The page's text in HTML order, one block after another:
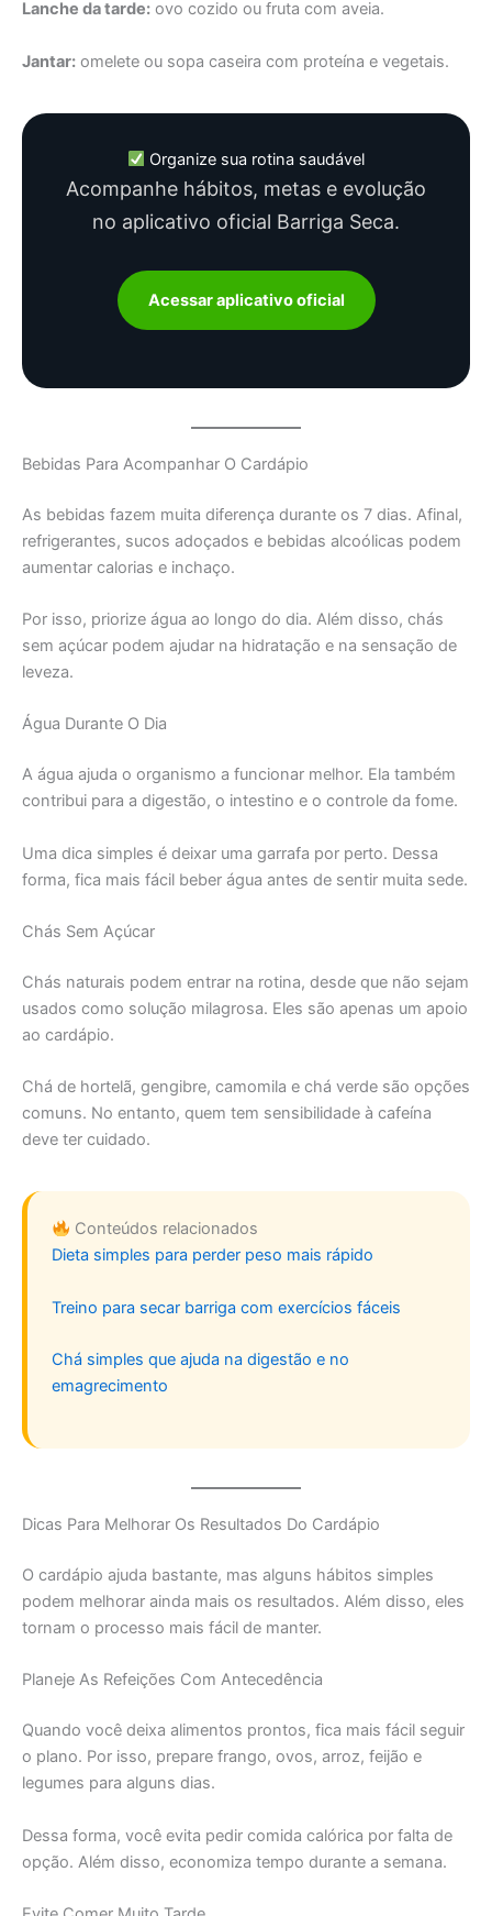
Lanche da tarde: ovo cozido ou fruta com aveia.
Jantar: omelete ou sopa caseira com proteína e vegetais.
Organize sua rotina saudável
Acompanhe hábitos, metas e evolução
no aplicativo oficial Barriga Seca.
Acessar aplicativo oficial
Bebidas Para Acompanhar O Cardápio
As bebidas fazem muita diferença durante os 7 dias. Afinal,
refrigerantes, sucos adoçados e bebidas alcoólicas podem
aumentar calorias e inchaço.
Por isso, priorize água ao longo do dia. Além disso, chás
sem açúcar podem ajudar na hidratação e na sensação de
leveza.
Água Durante O Dia
A água ajuda o organismo a funcionar melhor. Ela também
contribui para a digestão, o intestino e o controle da fome.
Uma dica simples é deixar uma garrafa por perto. Dessa
forma, fica mais fácil beber água antes de sentir muita sede.
Chás Sem Açúcar
Chás naturais podem entrar na rotina, desde que não sejam
usados como solução milagrosa. Eles são apenas um apoio
ao cardápio.
Chá de hortelã, gengibre, camomila e chá verde são opções
comuns. No entanto, quem tem sensibilidade à cafeína
deve ter cuidado.
Conteúdos relacionados
Dieta simples para perder peso mais rápido
Treino para secar barriga com exercícios fáceis
Chá simples que ajuda na digestão e no
emagrecimento
Dicas Para Melhorar Os Resultados Do Cardápio
O cardápio ajuda bastante, mas alguns hábitos simples
podem melhorar ainda mais os resultados. Além disso, eles
tornam o processo mais fácil de manter.
Planeje As Refeições Com Antecedência
Quando você deixa alimentos prontos, fica mais fácil seguir
o plano. Por isso, prepare frango, ovos, arroz, feijão e
legumes para alguns dias.
Dessa forma, você evita pedir comida calórica por falta de
opção. Além disso, economiza tempo durante a semana.